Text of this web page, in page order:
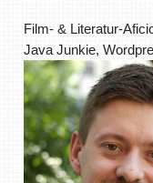
Film- & Literatur-
Java Junkie,